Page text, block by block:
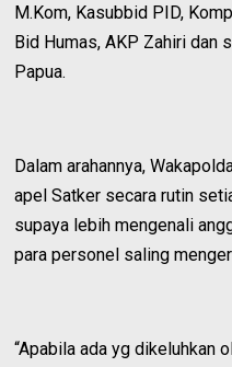
M.Kom, Kasubbid PID,
Bid Humas, AKP Zahiri dan
Papua.
Dalam arahannya,
apel Satker secara rutin
supaya lebih mengenali
para personel saling
“Apabila ada yg dikeluhkan